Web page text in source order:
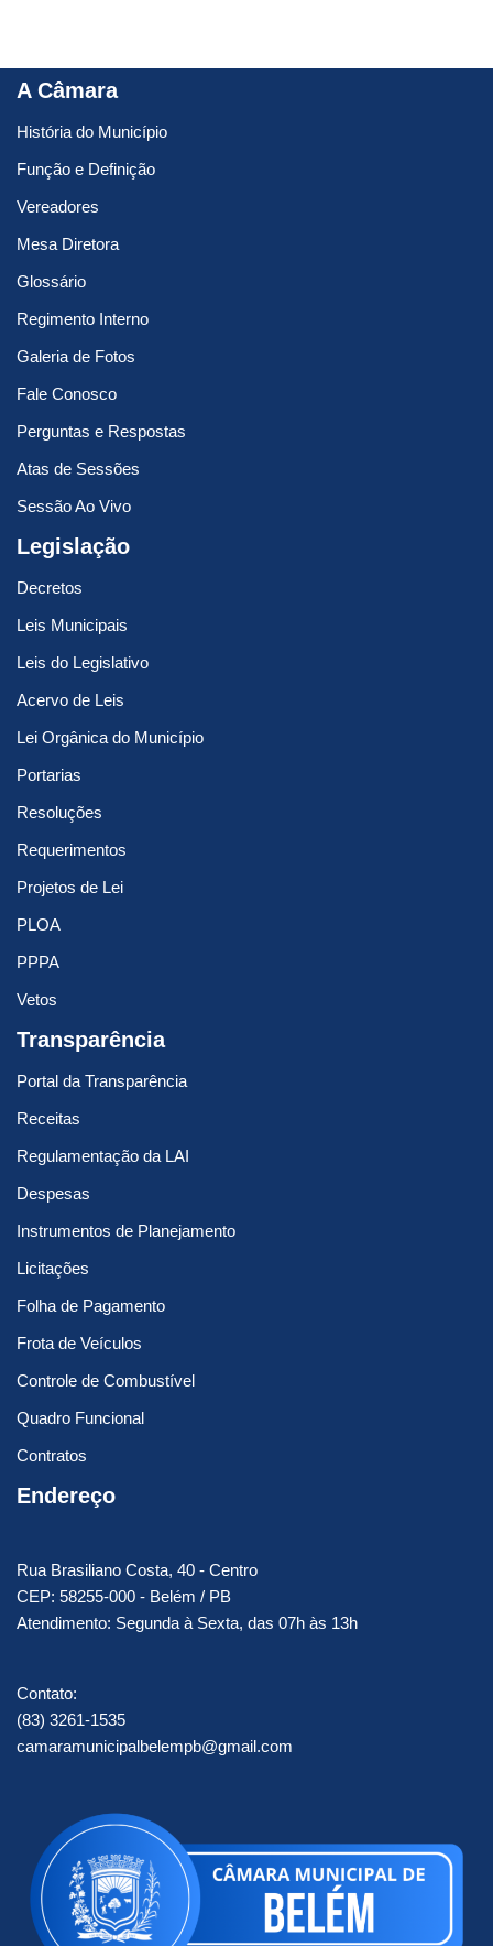
A Câmara
História do Município
Função e Definição
Vereadores
Mesa Diretora
Glossário
Regimento Interno
Galeria de Fotos
Fale Conosco
Perguntas e Respostas
Atas de Sessões
Sessão Ao Vivo
Legislação
Decretos
Leis Municipais
Leis do Legislativo
Acervo de Leis
Lei Orgânica do Município
Portarias
Resoluções
Requerimentos
Projetos de Lei
PLOA
PPPA
Vetos
Transparência
Portal da Transparência
Receitas
Regulamentação da LAI
Despesas
Instrumentos de Planejamento
Licitações
Folha de Pagamento
Frota de Veículos
Controle de Combustível
Quadro Funcional
Contratos
Endereço
Rua Brasiliano Costa, 40 - Centro
CEP: 58255-000 - Belém / PB
Atendimento: Segunda à Sexta, das 07h às 13h
Contato:
(83) 3261-1535
camaramunicipalbelempb@gmail.com